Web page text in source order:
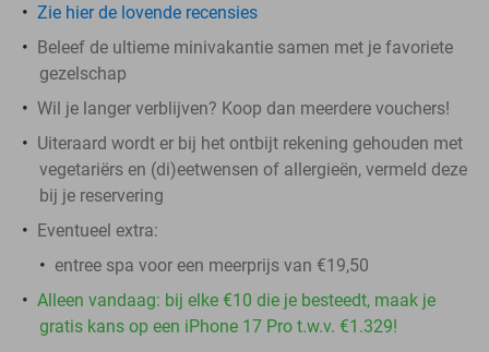
Zie hier de lovende recensies
Beleef de ultieme minivakantie samen met je favoriete
gezelschap
Wil je langer verblijven? Koop dan meerdere vouchers!
Uiteraard wordt er bij het ontbijt rekening gehouden met
vegetariërs en (di)eetwensen of allergieën, vermeld deze
bij je reservering
Eventueel extra:
entree spa voor een meerprijs van €19,50
Alleen vandaag: bij elke €10 die je besteedt, maak je
gratis kans op een iPhone 17 Pro t.w.v. €1.329!